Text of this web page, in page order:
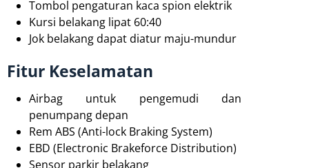
Tombol pengaturan kaca spion elektrik
Kursi belakang lipat 60:40
Jok belakang dapat diatur maju-mundur
Fitur Keselamatan
Airbag untuk pengemudi dan
penumpang depan
Rem ABS (Anti-lock Braking System)
EBD (Electronic Brakeforce Distribution)
Sensor parkir belakang